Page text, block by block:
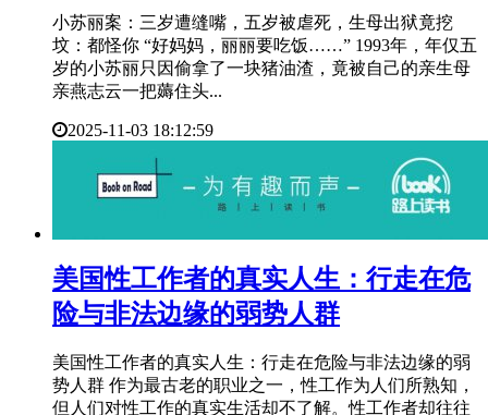
小苏丽案：三岁遭缝嘴，五岁被虐死，生母出狱竟挖
坟：都怪你 “好妈妈，丽丽要吃饭……” 1993年，年仅五
岁的小苏丽只因偷拿了一块猪油渣，竟被自己的亲生母
亲燕志云一把薅住头...
2025-11-03 18:12:59
​美国性工作者的真实人生：行走在危
险与非法边缘的弱势人群
美国性工作者的真实人生：行走在危险与非法边缘的弱
势人群 作为最古老的职业之一，性工作为人们所熟知，
但人们对性工作的真实生活却不了解。性工作者却往往